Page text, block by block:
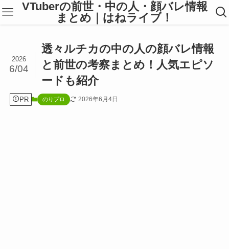
VTuberの前世・中の人・顔バレ情報
まとめ｜はねライブ！
透々ルチカの中の人の顔バレ情報
と前世の考察まとめ！人気エピソ
ードも紹介
2026
6/04
PR のりプロ 2026年6月4日